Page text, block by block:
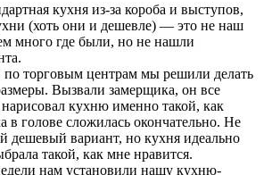
кухня из-за короба и выступов,
(хоть они и дешевле) — это не наш
много где были, но не нашли
по торговым центрам мы решили делать
Вызвали замерщика, он все
кухню именно такой, как
в голове сложилась окончательно. Не
дешевый вариант, но кухня идеально
такой, как мне нравится.
нам установили нашу кухню-